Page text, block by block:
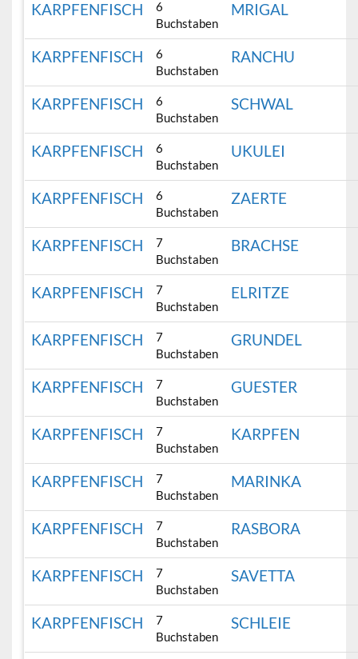
KARPFENFISCH
6
Buchstaben
MRIGAL
KARPFENFISCH
6
Buchstaben
RANCHU
KARPFENFISCH
6
Buchstaben
SCHWAL
KARPFENFISCH
6
Buchstaben
UKULEI
KARPFENFISCH
6
Buchstaben
ZAERTE
KARPFENFISCH
7
Buchstaben
BRACHSE
KARPFENFISCH
7
Buchstaben
ELRITZE
KARPFENFISCH
7
Buchstaben
GRUNDEL
KARPFENFISCH
7
Buchstaben
GUESTER
KARPFENFISCH
7
Buchstaben
KARPFEN
KARPFENFISCH
7
Buchstaben
MARINKA
KARPFENFISCH
7
Buchstaben
RASBORA
KARPFENFISCH
7
Buchstaben
SAVETTA
KARPFENFISCH
7
Buchstaben
SCHLEIE